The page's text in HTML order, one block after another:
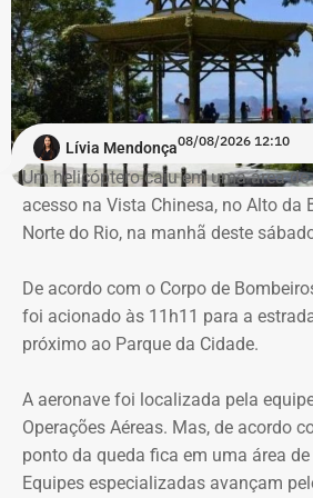
Trecho da argumentação da prefeitura de
criança de 2 anos — Foto:
O pedido de Búzios à
empresas, a prefeitura solicitou:
Preservação integral dos registros
Entrega dos dados de titulares e
Há registro de fogo na região, e
em combate a incêndios florestais
mobilizados.
Para dar apoio às buscas do Corpo
ICMBio informou que um pequeno e
Estrada da Vista Chinesa, em frente
Vista Chinesa, foi interditado. A Vista
Lívia Mendonça08/08/2026 12:10
Um helicóptero caiu em uma área
acesso na Vista Chinesa, no Alto da
Norte do Rio, na manhã deste
De acordo com o Corpo de
foi acionado às 11h11 para a
próximo ao Parque da Cidade.
A aeronave foi localizada pela
Operações Aéreas. Mas, de acordo
ponto da queda fica em uma área
Equipes especializadas avançam